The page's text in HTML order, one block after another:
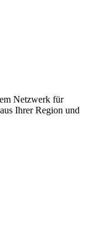
Netzwerk für
Ihrer Region und